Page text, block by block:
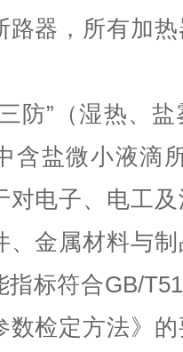
路器，所有加
防”（湿热、
含盐微小液滴
对电子、电工
、金属材料与
标符合GB/
数检定方法》